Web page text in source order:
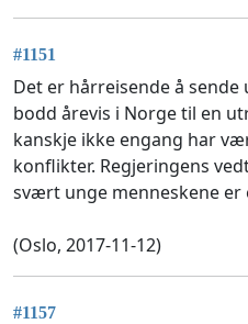
#1151
Det er hårreisende å
bodd årevis i Norge til en
kanskje ikke engang har
konflikter. Regjeringens
svært unge menneskene er
(Oslo, 2017-11-12)
#1157